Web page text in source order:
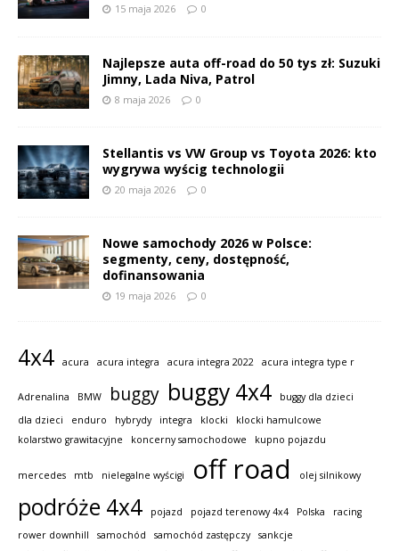
15 maja 2026 0
Najlepsze auta off-road do 50 tys zł: Suzuki
Jimny, Lada Niva, Patrol
8 maja 2026 0
Stellantis vs VW Group vs Toyota 2026: kto
wygrywa wyścig technologii
20 maja 2026 0
Nowe samochody 2026 w Polsce:
segmenty, ceny, dostępność,
dofinansowania
19 maja 2026 0
4x4 acura acura integra acura integra 2022 acura integra type r
Adrenalina BMW buggy buggy 4x4
buggy dla dzieci
dla dzieci
enduro hybrydy integra klocki
klocki hamulcowe
kolarstwo grawitacyjne
koncerny samochodowe kupno pojazdu
mercedes mtb nielegalne wyścigi off road olej silnikowy
podróże 4x4 pojazd pojazd terenowy 4x4 Polska
racing
rower downhill
samochód samochód zastępczy
sankcje